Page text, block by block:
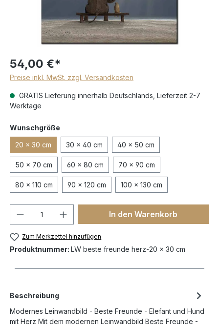
54,00 €*
Preise inkl. MwSt. zzgl. Versandkosten
GRATIS Lieferung innerhalb Deutschlands, Lieferzeit 2-7
Werktage
Wunschgröße
20 x 30 cm 30 x 40 cm 40 x 50 cm
50 x 70 cm 60 x 80 cm 70 x 90 cm
80 x 110 cm 90 x 120 cm 100 x 130 cm
In den Warenkorb
Zum Merkzettel hinzufügen
Produktnummer: LW beste freunde herz-20 x 30 cm
Beschreibung
Modernes Leinwandbild - Beste Freunde - Elefant und Hund
mit Herz Mit dem modernen Leinwandbild Beste Freunde -